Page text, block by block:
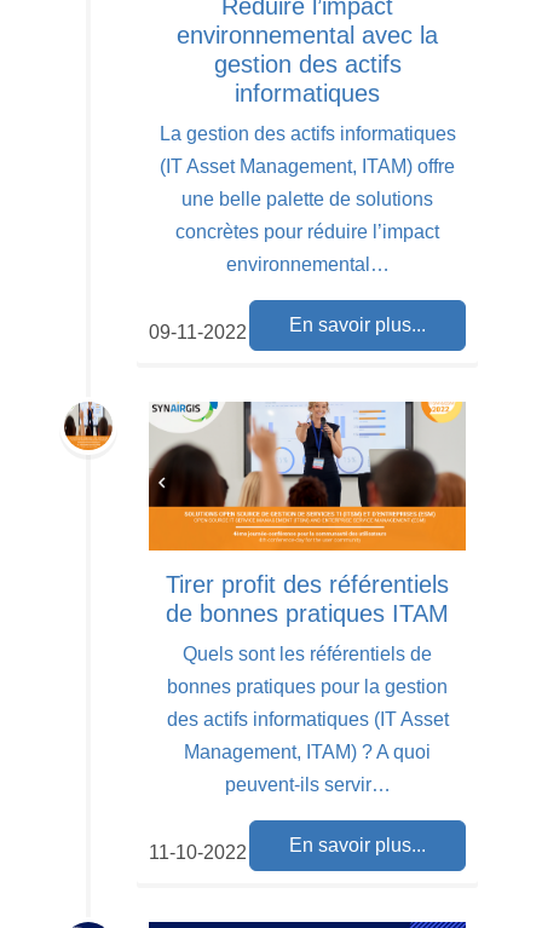
Réduire l’impact
environnemental avec la
gestion des actifs
informatiques
La gestion des actifs informatiques
(IT Asset Management, ITAM) offre
une belle palette de solutions
concrètes pour réduire l’impact
environnemental…
En savoir plus...
09-11-2022
Tirer profit des référentiels
de bonnes pratiques ITAM
Quels sont les référentiels de
bonnes pratiques pour la gestion
des actifs informatiques (IT Asset
Management, ITAM) ? A quoi
peuvent-ils servir…
En savoir plus...
11-10-2022